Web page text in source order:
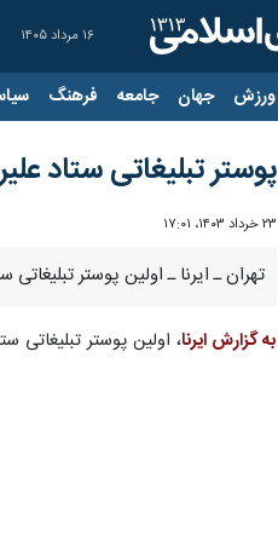
۱۶ مرداد ۱۴۰۵
ورزش جهان جامعه فرهنگ
پوستر تبلیغاتی ستاد
۲۳ خرداد ۱۴۰۳، ۱۷:۰۱